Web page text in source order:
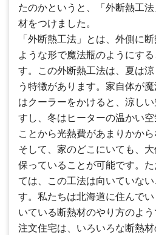
たのかというと、「外断熱工
材をつけました。
「外断熱工法」とは、外側に
ような形で魔法瓶のようにす
す。この外断熱工法は、夏は
う特徴があります。家自体が
はクーラーをかけると、涼し
すし、冬はヒーターの温かい
ことから光熱費があまりかから
そして、家のどこにいても、
保っていることが可能です。
ては、この工法は向いていな
す。私たちは北海道に住んで
いている断熱材のやり方のよう
注文住宅は、いろいろな断熱